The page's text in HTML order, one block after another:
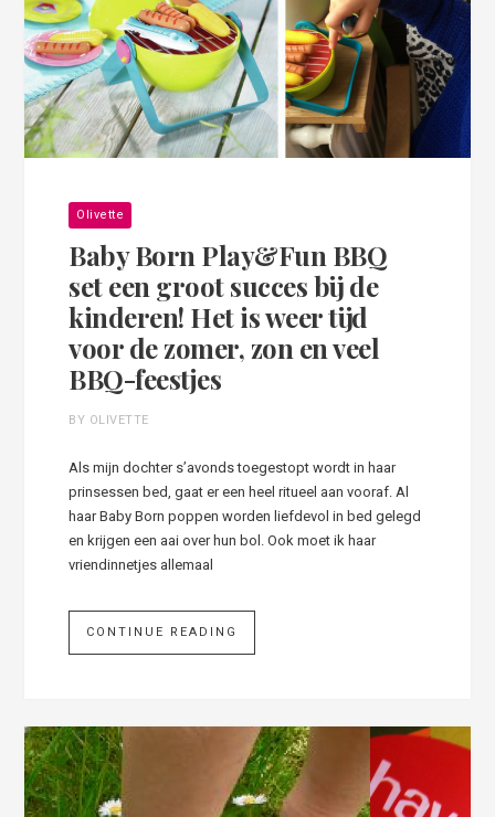
Olivette
Baby Born Play&Fun BBQ
set een groot succes bij de
kinderen! Het is weer tijd
voor de zomer, zon en veel
BBQ-feestjes
BY OLIVETTE
Als mijn dochter s’avonds toegestopt wordt in haar
prinsessen bed, gaat er een heel ritueel aan vooraf. Al
haar Baby Born poppen worden liefdevol in bed gelegd
en krijgen een aai over hun bol. Ook moet ik haar
vriendinnetjes allemaal
CONTINUE READING